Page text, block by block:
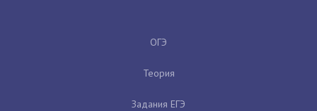
ОГЭ
Теория
Задания ЕГЭ